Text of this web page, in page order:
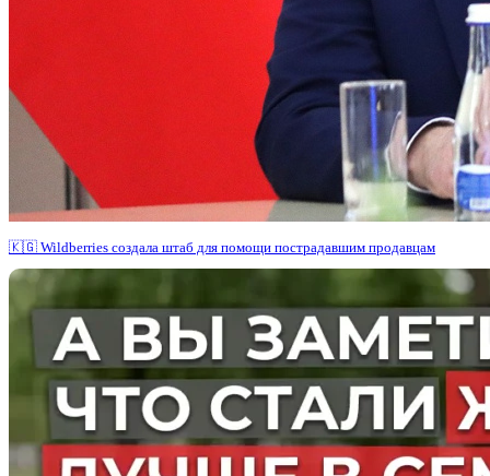
🇰🇬 Wildberries создала штаб для помощи пострадавшим продавцам